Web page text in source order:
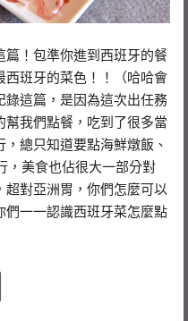
篇！包準你進到西班牙的餐
西班牙的菜色！！（哈哈會
錄這篇，是因為這次出任務
我們點餐，吃到了很多當
總只知道要點海鮮燉飯、
，美食也佔很大一部分對
超對亞洲胃，你們怎麼可以
們一一認識西班牙菜怎麼點